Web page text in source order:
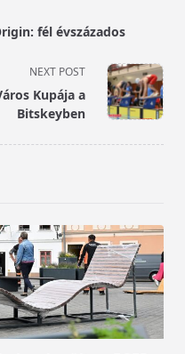
fél évszázados
NEXT POST
Kupája a
Bitskeyben